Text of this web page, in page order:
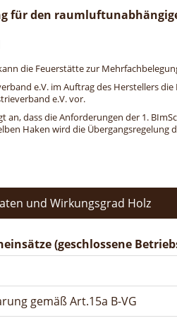
für den
die Feuerstätte zur
e.V. im Auftrag des Herstellers
e.V. vor.
an, dass die Anforderungen der 1.
Haken wird die
und Wirkungsgrad Holz
(geschlossene
gemäß Art.15a B-VG